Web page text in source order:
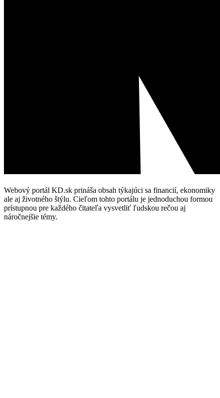
Webový portál KD.sk prináša obsah týkajúci sa financií, ekonomiky
ale aj životného štýlu. Cieľom tohto portálu je jednoduchou formou
prístupnou pre každého čitateľa vysvetliť ľudskou rečou aj
náročnejšie témy.